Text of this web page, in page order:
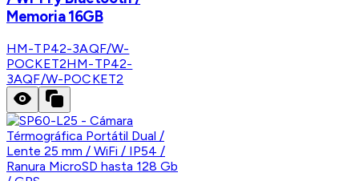
Memoria 16GB
HM-TP42-3AQF/W-
POCKET2HM-TP42-
3AQF/W-POCKET2